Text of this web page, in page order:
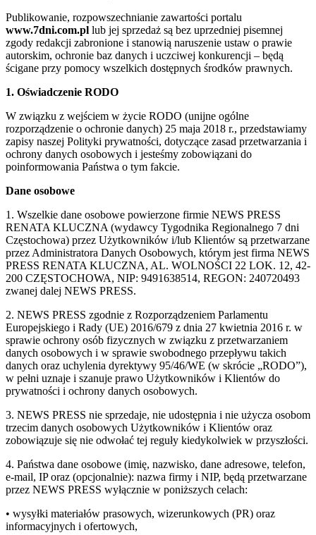
Publikowanie, rozpowszechnianie zawartości portalu
www.7dni.com.pl lub jej sprzedaż są bez uprzedniej pisemnej
zgody redakcji zabronione i stanowią naruszenie ustaw o prawie
autorskim, ochronie baz danych i uczciwej konkurencji – będą
ścigane przy pomocy wszelkich dostępnych środków prawnych.
1. Oświadczenie RODO
W związku z wejściem w życie RODO (unijne ogólne
rozporządzenie o ochronie danych) 25 maja 2018 r., przedstawiamy
zapisy naszej Polityki prywatności, dotyczące zasad przetwarzania i
ochrony danych osobowych i jesteśmy zobowiązani do
poinformowania Państwa o tym fakcie.
Dane osobowe
1. Wszelkie dane osobowe powierzone firmie NEWS PRESS
RENATA KLUCZNA (wydawcy Tygodnika Regionalnego 7 dni
Częstochowa) przez Użytkowników i/lub Klientów są przetwarzane
przez Administratora Danych Osobowych, którym jest firma NEWS
PRESS RENATA KLUCZNA, AL. WOLNOŚCI 22 LOK. 12, 42-
200 CZĘSTOCHOWA, NIP: 9491638514, REGON: 240720493
zwanej dalej NEWS PRESS.
2. NEWS PRESS zgodnie z Rozporządzeniem Parlamentu
Europejskiego i Rady (UE) 2016/679 z dnia 27 kwietnia 2016 r. w
sprawie ochrony osób fizycznych w związku z przetwarzaniem
danych osobowych i w sprawie swobodnego przepływu takich
danych oraz uchylenia dyrektywy 95/46/WE (w skrócie „RODO”),
w pełni uznaje i szanuje prawo Użytkowników i Klientów do
prywatności i ochrony danych osobowych.
3. NEWS PRESS nie sprzedaje, nie udostępnia i nie użycza osobom
trzecim danych osobowych Użytkowników i Klientów oraz
zobowiązuje się nie odwołać tej reguły kiedykolwiek w przyszłości.
4. Państwa dane osobowe (imię, nazwisko, dane adresowe, telefon,
e-mail, IP oraz (opcjonalnie): nazwa firmy i NIP, będą przetwarzane
przez NEWS PRESS wyłącznie w poniższych celach:
• wysyłki materiałów prasowych, wizerunkowych (PR) oraz
informacyjnych i ofertowych,